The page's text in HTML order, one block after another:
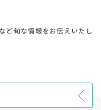
ど旬な情報をお伝えいたし